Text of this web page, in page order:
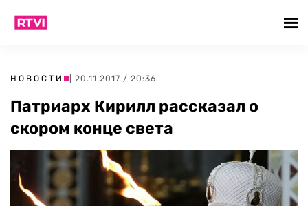
НОВОСТИ | 20.11.2017 / 20:36
Патриарх Кирилл рассказал о
скором конце света